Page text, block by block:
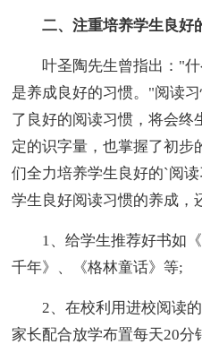
二、注重培养学生良好的
叶圣陶先生曾指出："什
是养成良好的习惯。"阅读
了良好的阅读习惯，将会终
定的识字量，也掌握了初步
们全力培养学生良好的`阅
学生良好阅读习惯的养成，
1、给学生推荐好书如《
千年》、《格林童话》等;
2、在校利用进校阅读的
家长配合放学布置每天20分